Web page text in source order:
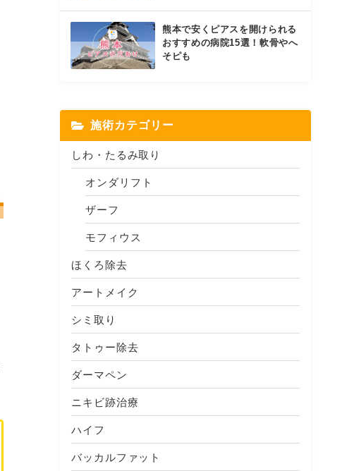
熊本で安くピアスを開けられる
おすすめの病院15選！軟骨やへ
そピも
施術カテゴリー
しわ・たるみ取り
オンダリフト
ザーフ
モフィウス
ほくろ除去
アートメイク
シミ取り
タトゥー除去
ダーマペン
ニキビ跡治療
ハイフ
バッカルファット